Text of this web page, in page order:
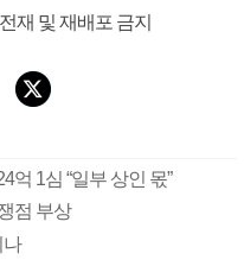
재 및 재배포 금지
억 1심 “일부 상인 몫”
점 부상
나